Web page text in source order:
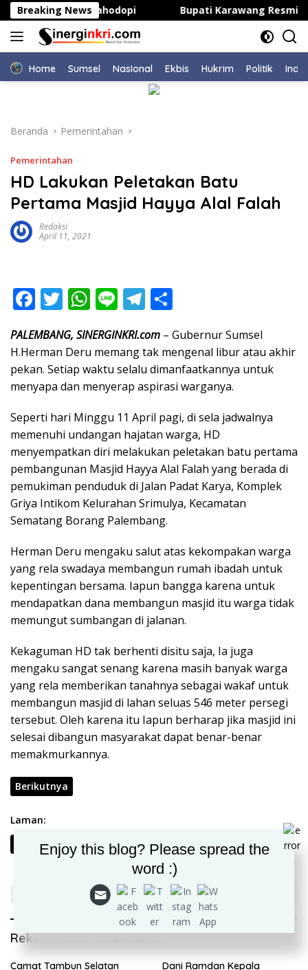
Langsung
ke
konten
Breaking News
Kepsek di Bahodopi Bupati Karawang Resmi
Home Sumsel NasIonal Ekbis Hukrim Politik
Beranda Pemerintahan
Pemerintahan
HD Lakukan Peletakan Batu
Pertama Masjid Hayya Alal Falah
Redaksi
April 11, 2021
F
e
b
o
o
k
T
itt
er
W
at
s
A
p
p
Li
e
T
e
gr
a
m
ar
e
PALEMBANG, SINERGINKRI.com – Gubernur Sumsel
H.Herman Deru memang tak mengenal libur atau akhir
pekan. Setiap waktu selalu dimanfaatkannya untuk
menyapa dan menyerap aspirasi warganya.
Seperti hari Minggu 11 April pagi, di sela jadwalnya
memenuhi undangan hajatan warga, HD
menyempatkan diri melakukan peletakan batu pertama
pembangunan Masjid Hayya Alal Falah yang berada di
pemukiman penduduk di Jalan Padat Karya, Komplek
Griya Intikom Kelurahan Srimulya, Kecamatan
Sematang Borang Palembang.
Herman Deru mengaku salut atas kekompakan warga
yang rela swadaya membangun rumah ibadah untuk
kepentingan bersama. Iapun bangga karena untuk
mendapatkan dana membangun masjid itu warga tidak
memungut sumbangan di jalanan.
Kekaguman HD tak berhenti disitu saja, Ia juga
mengaku sangat senang karena masih banyak warga
yang rela memberikan tanahnya sebagai wakaf untuk
membangun masjid di lahan seluas 546 meter persegi
tersebut. Oleh karena itu Iapun berharap jika masjid ini
selesai dibangun masyarakat dapat benar-benar
memakmurkannya.
Berikutnya
Laman:
2
Rekomendasi untuk kamu
Camat Tambun Selatan
Dani Ramdan Kepala
Enjoy this blog? Please spread the
word :)